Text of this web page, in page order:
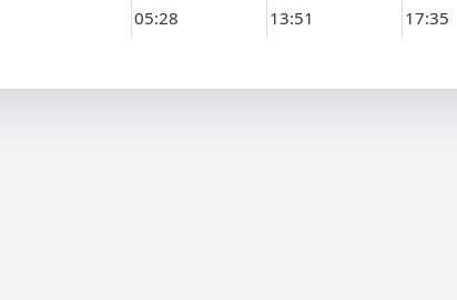
05:28 13:51 17:35